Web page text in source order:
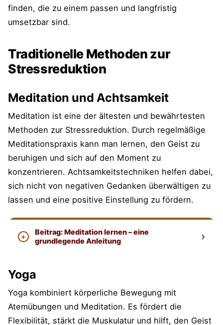
finden, die zu einem passen und langfristig
umsetzbar sind.
Traditionelle Methoden zur
Stressreduktion
Meditation und Achtsamkeit
Meditation ist eine der ältesten und bewährtesten
Methoden zur Stressreduktion. Durch regelmäßige
Meditationspraxis kann man lernen, den Geist zu
beruhigen und sich auf den Moment zu
konzentrieren. Achtsamkeitstechniken helfen dabei,
sich nicht von negativen Gedanken überwältigen zu
lassen und eine positive Einstellung zu fördern.
Beitrag: Meditation lernen – eine
grundlegende Anleitung
Yoga
Yoga kombiniert körperliche Bewegung mit
Atemübungen und Meditation. Es fördert die
Flexibilität, stärkt die Muskulatur und hilft, den Geist